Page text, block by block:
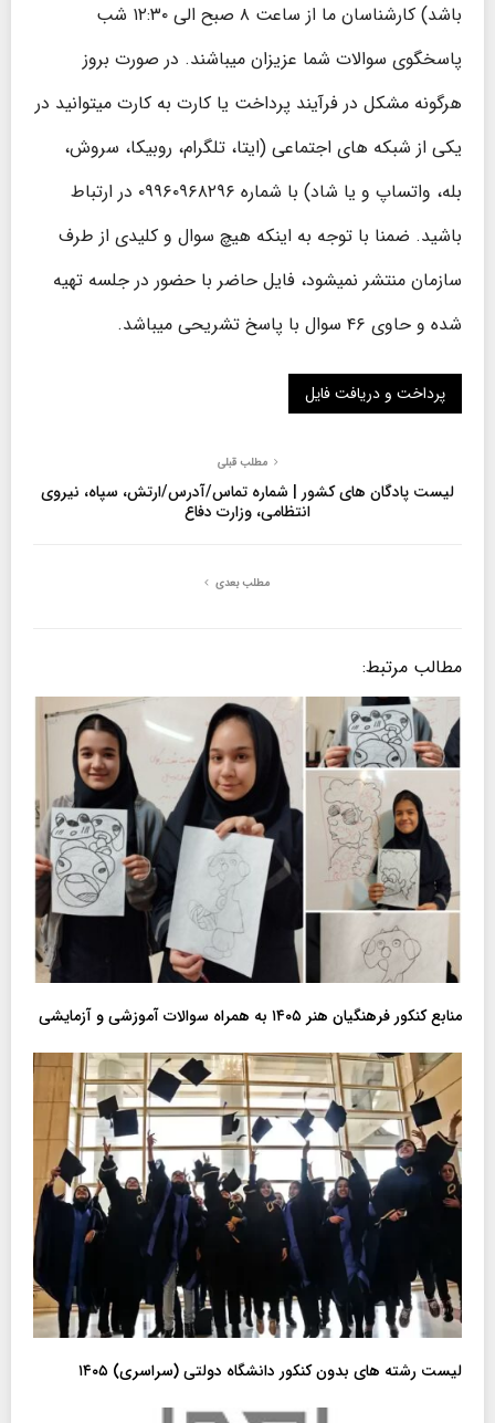
باشد) کارشناسان ما از ساعت ۸ صبح الی ۱۲:۳۰ شب
پاسخگوی سوالات شما عزیزان میباشند. در صورت بروز
هرگونه مشکل در فرآیند پرداخت یا کارت به کارت میتوانید در
یکی از شبکه های اجتماعی (ایتا، تلگرام، روبیکا، سروش،
بله، واتساپ و یا شاد) با شماره ۰۹۹۶۰۹۶۸۲۹۶ در ارتباط
باشید. ضمنا با توجه به اینکه هیچ سوال و کلیدی از طرف
سازمان منتشر نمیشود، فایل حاضر با حضور در جلسه تهیه
شده و حاوی ۴۶ سوال با پاسخ تشریحی میباشد.
مطلب قبلی
لیست پادگان های کشور | شماره تماس/آدرس/ارتش، سپاه، نیروی
انتظامی، وزارت دفاع
مطلب بعدی
مطالب مرتبط:
منابع کنکور فرهنگیان هنر ۱۴۰۵ به همراه سوالات آموزشی و آزمایشی
لیست رشته های بدون کنکور دانشگاه دولتی (سراسری) ۱۴۰۵